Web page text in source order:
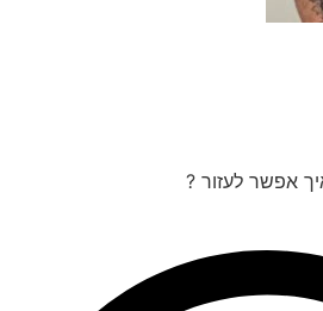
אפשר לעזור ?